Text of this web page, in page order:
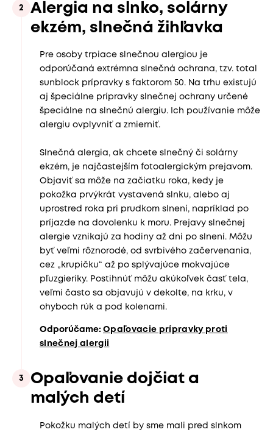
2
Alergia na slnko, solárny
ekzém, slnečná žihľavka
Pre osoby trpiace slnečnou alergiou je
odporúčaná extrémna slnečná ochrana, tzv. total
sunblock prípravky s faktorom 50. Na trhu existujú
aj špeciálne prípravky slnečnej ochrany určené
špeciálne na slnečnú alergiu. Ich používanie môže
alergiu ovplyvniť a zmierniť.
Slnečná alergia, ak chcete slnečný či solárny
ekzém, je najčastejším fotoalergickým prejavom.
Objaviť sa môže na začiatku roka, kedy je
pokožka prvýkrát vystavená slnku, alebo aj
uprostred roka pri prudkom slnení, napríklad po
príjazde na dovolenku k moru. Prejavy slnečnej
alergie vznikajú za hodiny až dni po slnení. Môžu
byť veľmi rôznorodé, od svrbivého začervenania,
cez „krupičku“ až po splývajúce mokvajúce
pľuzgieriky. Postihnúť môžu akúkoľvek časť tela,
veľmi často sa objavujú v dekolte, na krku, v
ohyboch rúk a pod kolenami.
Odporúčame: Opaľovacie prípravky proti
slnečnej alergii
3
Opaľovanie dojčiat a
malých detí
Pokožku malých detí by sme mali pred slnkom